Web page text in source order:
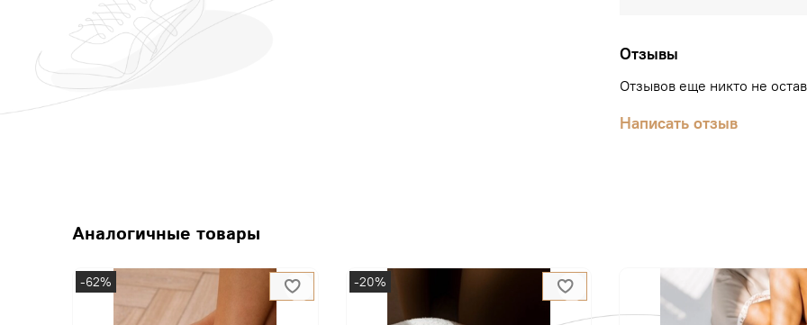
Отзывы
Отзывов еще никто не
Написать отзыв
Аналогичные товары
-62% -20%